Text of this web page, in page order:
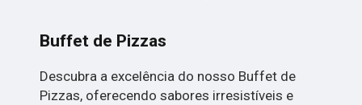
Buffet de Pizzas
Descubra a excelência do nosso Buffet de
Pizzas, oferecendo sabores irresistíveis e